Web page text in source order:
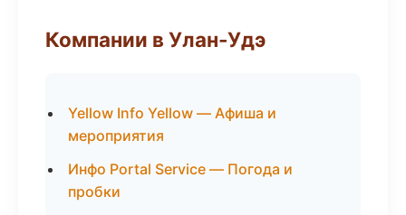
Компании в Улан-Удэ
Yellow Info Yellow — Афиша и
мероприятия
Инфо Portal Service — Погода и
пробки